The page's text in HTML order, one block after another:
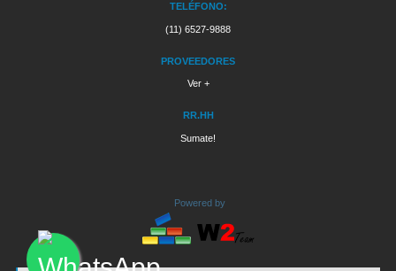
TELÉFONO:
(11) 6527-9888
PROVEEDORES
Ver +
RR.HH
Sumate!
Powered by